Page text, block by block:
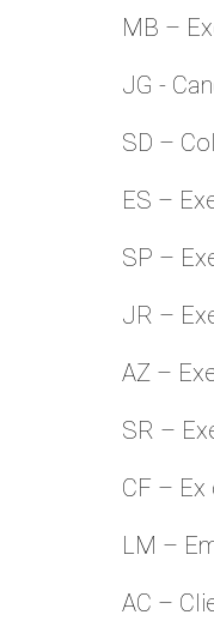
MB –
JG -
SD –
ES –
SP –
JR –
AZ –
SR –
CF –
LM –
AC –